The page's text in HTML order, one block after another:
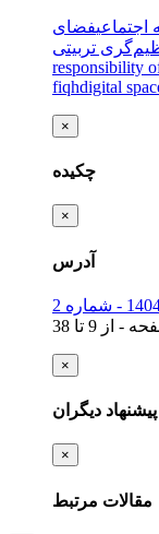
اجتماعیفضای
تربیتی
responsibility
fiqhdigital
×
چکیده
×
آدرس
-
×
پیشنهاد دیگران
×
مقالات مرتبط